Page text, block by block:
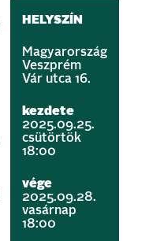
HELYSZÍN
Magyarország
Veszprém
Vár utca 16.
kezdete
2025.09.25.
csütörtök
18:00
vége
2025.09.28.
vasárnap
18:00